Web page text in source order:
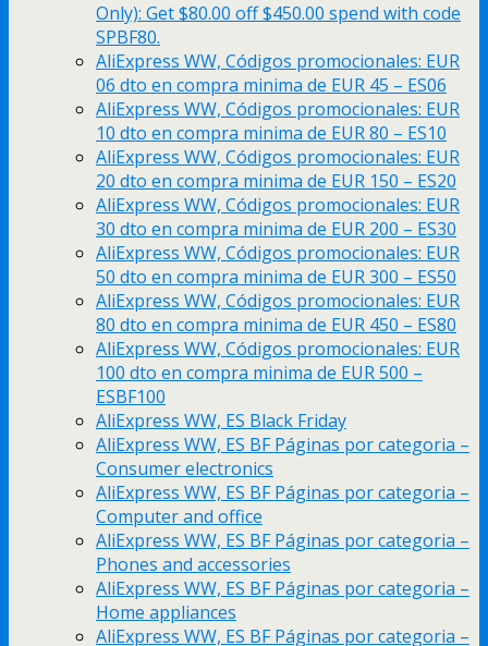
Only): Get $80.00 off $450.00 spend with code
SPBF80.
AliExpress WW, Códigos promocionales: EUR
06 dto en compra minima de EUR 45 – ES06
AliExpress WW, Códigos promocionales: EUR
10 dto en compra minima de EUR 80 – ES10
AliExpress WW, Códigos promocionales: EUR
20 dto en compra minima de EUR 150 – ES20
AliExpress WW, Códigos promocionales: EUR
30 dto en compra minima de EUR 200 – ES30
AliExpress WW, Códigos promocionales: EUR
50 dto en compra minima de EUR 300 – ES50
AliExpress WW, Códigos promocionales: EUR
80 dto en compra minima de EUR 450 – ES80
AliExpress WW, Códigos promocionales: EUR
100 dto en compra minima de EUR 500 –
ESBF100
AliExpress WW, ES Black Friday
AliExpress WW, ES BF Páginas por categoria –
Consumer electronics
AliExpress WW, ES BF Páginas por categoria –
Computer and office
AliExpress WW, ES BF Páginas por categoria –
Phones and accessories
AliExpress WW, ES BF Páginas por categoria –
Home appliances
AliExpress WW, ES BF Páginas por categoria –